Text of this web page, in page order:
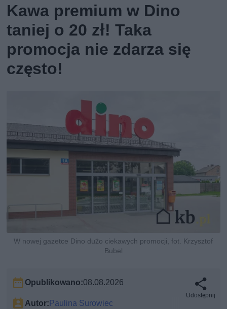
Kawa premium w Dino
taniej o 20 zł! Taka
promocja nie zdarza się
często!
W nowej gazetce Dino dużo ciekawych promocji, fot. Krzysztof
Bubel
Opublikowano:08.08.2026
Autor: Paulina Surowiec
Udostępnij